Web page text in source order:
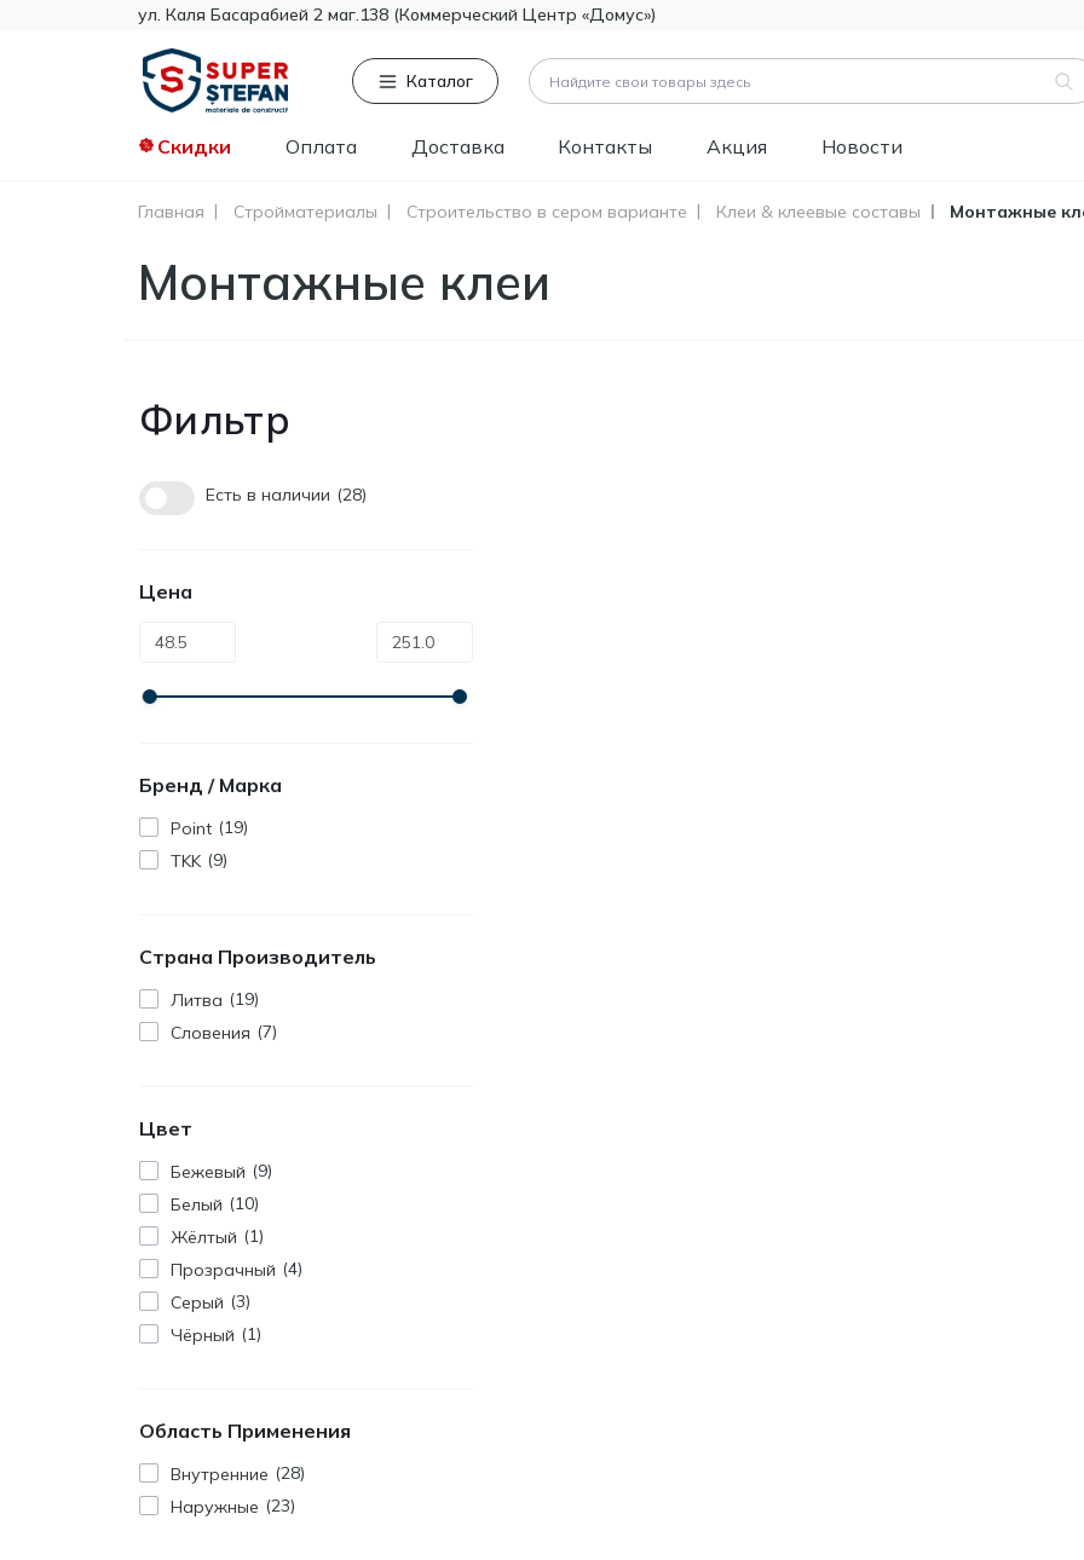
ул. Каля Басарабией 2 маг.138 (Коммерческий Центр «Домус»)
Каталог
Скидки Оплата Доставка Контакты Акция Новости
Tikkurila
Knauf
Минвата
Монтажная пена
Главная Стройматериалы Строительство в сером варианте Клеи & клеевые составы Монтажные
Монтажные клеи
Фильтр
Есть в наличии 28
Цена
Бренд / Марка
Point
19
TKK
9
Страна Производитель
Литва
19
Словения
7
Цвет
Бежевый
9
Белый
10
Жёлтый
1
Прозрачный
4
Серый
3
Чёрный
1
Область Применения
Внутренние
28
Наружные
23